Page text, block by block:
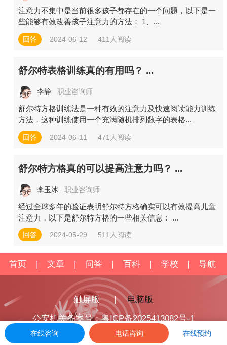
注意力不集中是当前很多孩子都存在的一个问题，以下是一
些能够有效改善孩子注意力的方法： 1、...
回答 2024-06-12 411人阅读
舒尔特表格训练真的有用吗？ ...
李静 职业咨询师
舒尔特方格训练法是一种有效的注意力及快速阅读能力训练
方法，这种训练使用一个充满随机排列数字的表格...
回答 2024-06-11 471人阅读
舒尔特方格真的可以提高注意力吗？ ...
李玉冰 职业咨询师
经过全球多年的验证表明舒尔特方格确实可以有效提高儿童
注意力，以下是舒尔特方格的一些相关信息： ...
回答 2024-05-29 511人阅读
首页 | 文章 | 问答 | 百科 | 学校 | 导航
触屏版 |
电脑版
公安机关备案号：粤ICP备2025413082号-1
在线咨询 电话咨询 在线预约